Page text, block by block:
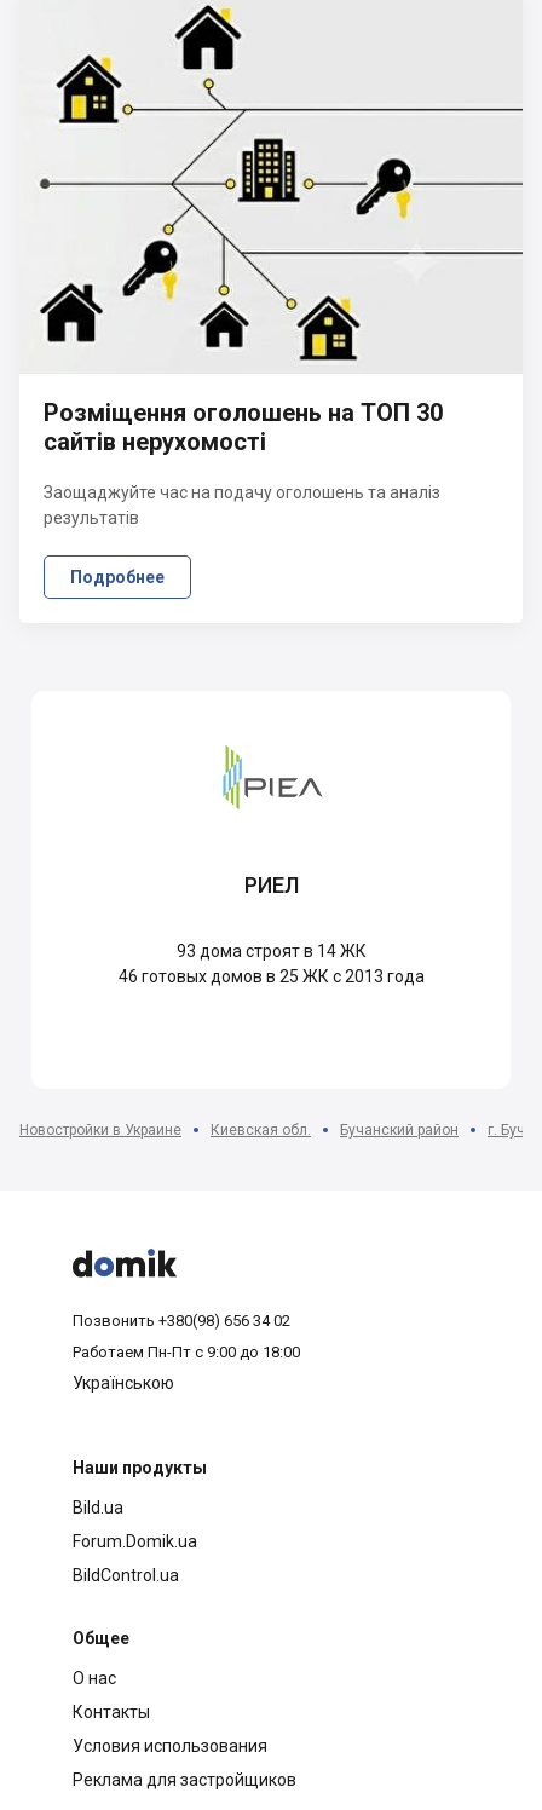
Розміщення оголошень на ТОП 30
сайтів нерухомості
Заощаджуйте час на подачу оголошень та аналіз
результатів
Подробнее
РИЕЛ
93 дома строят в 14 ЖК
46 готовых домов в 25 ЖК с 2013 года
Новостройки в Украине Киевская обл. Бучанский район г. Буча



Позвонить +380(98) 656 34 02
Работаем Пн-Пт с 9:00 до 18:00
Українською
Наши продукты
Bild.ua
Forum.Domik.ua
BildControl.ua
Общее
О нас
Контакты
Условия использования
Реклама для застройщиков